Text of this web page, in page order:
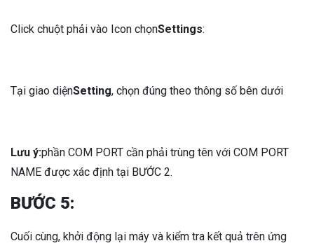
Click chuột phải vào Icon chọnSettings:
Tại giao diệnSetting, chọn đúng theo thông số bên dưới
Lưu ý:phần COM PORT cần phải trùng tên với COM PORT
NAME được xác định tại BƯỚC 2.
BƯỚC 5:
Cuối cùng, khởi động lại máy và kiểm tra kết quả trên ứng